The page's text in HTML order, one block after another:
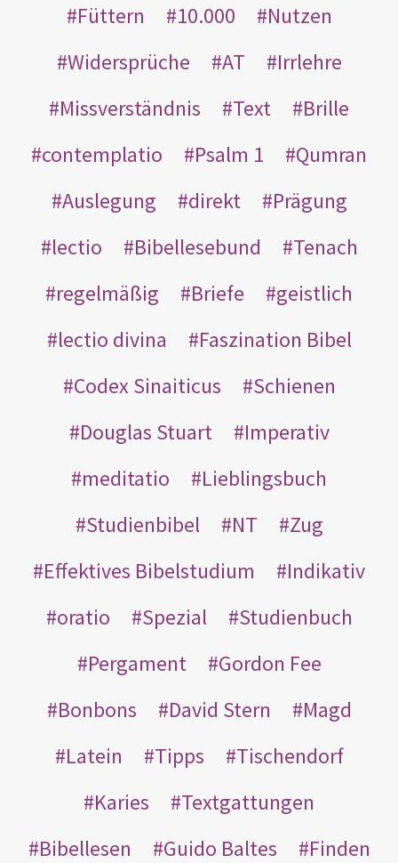
Füttern
10.000
Nutzen
Widersprüche
AT
Irrlehre
Missverständnis
Text
Brille
contemplatio
Psalm 1
Qumran
Auslegung
direkt
Prägung
lectio
Bibellesebund
Tenach
regelmäßig
Briefe
geistlich
lectio divina
Faszination Bibel
Codex Sinaiticus
Schienen
Douglas Stuart
Imperativ
meditatio
Lieblingsbuch
Studienbibel
NT
Zug
Effektives Bibelstudium
Indikativ
oratio
Spezial
Studienbuch
Pergament
Gordon Fee
Bonbons
David Stern
Magd
Latein
Tipps
Tischendorf
Karies
Textgattungen
Bibellesen
Guido Baltes
Finden